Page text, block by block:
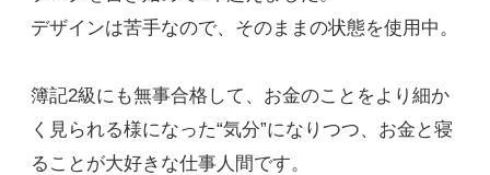
デザインは苦手なので、そのままの状態を使用中。
簿記2級にも無事合格して、お金のことをより細か
く見られる様になった“気分”になりつつ、お金と寝
ることが大好きな仕事人間です。